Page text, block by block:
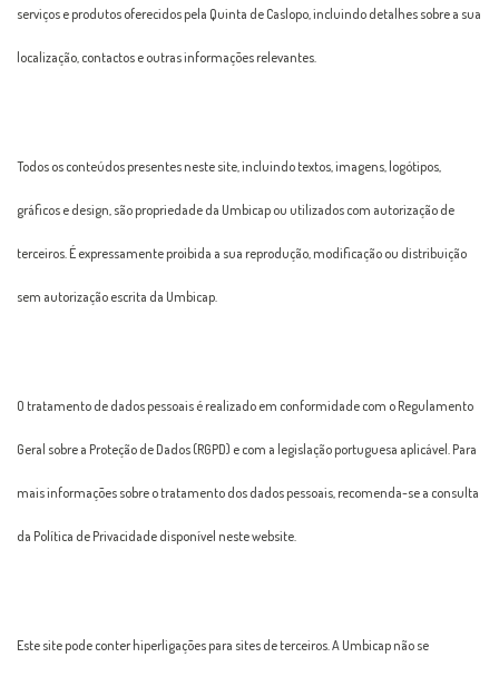
serviços e produtos oferecidos pela Quinta de Caslopo, incluindo detalhes sobre a sua
localização, contactos e outras informações relevantes.
Todos os conteúdos presentes neste site, incluindo textos, imagens, logótipos,
gráficos e design, são propriedade da Umbicap ou utilizados com autorização de
terceiros. É expressamente proibida a sua reprodução, modificação ou distribuição
sem autorização escrita da Umbicap.
O tratamento de dados pessoais é realizado em conformidade com o Regulamento
Geral sobre a Proteção de Dados (RGPD) e com a legislação portuguesa aplicável. Para
mais informações sobre o tratamento dos dados pessoais, recomenda-se a consulta
da Política de Privacidade disponível neste website.
Este site pode conter hiperligações para sites de terceiros. A Umbicap não se